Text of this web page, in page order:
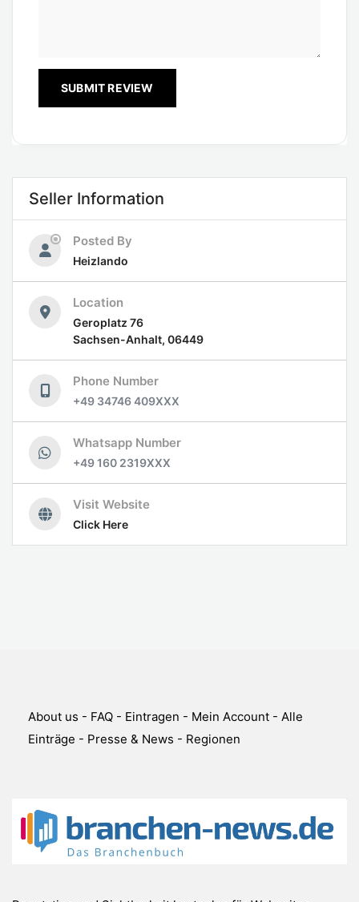
Seller Information
Posted By
Heizlando
Location
Geroplatz 76
Sachsen-Anhalt, 06449
Phone Number
+49 34746 409XXX
Whatsapp Number
+49 160 2319XXX
Visit Website
Click Here
About us - FAQ - Eintragen - Mein Account - Alle
Einträge - Presse & News - Regionen